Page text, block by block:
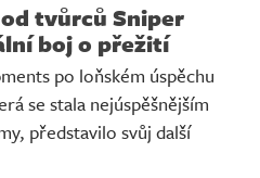
tvůrců Sniper
boj o přežití
po loňském úspěchu
se stala nejúspěšnějším
představilo svůj další